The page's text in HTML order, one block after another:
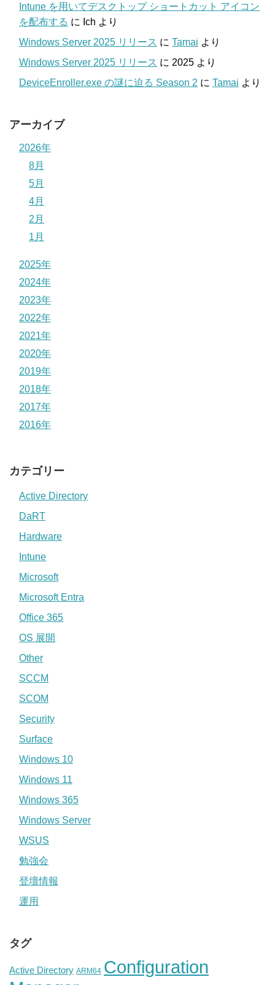
Intune を用いてデスクトップ ショートカット アイコン
を配布する に Ich より
Windows Server 2025 リリース に Tamai より
Windows Server 2025 リリース に 2025 より
DeviceEnroller.exe の謎に迫る Season 2 に Tamai より
アーカイブ
2026年
8月
5月
4月
2月
1月
2025年
2024年
2023年
2022年
2021年
2020年
2019年
2018年
2017年
2016年
カテゴリー
Active Directory
DaRT
Hardware
Intune
Microsoft
Microsoft Entra
Office 365
OS 展開
Other
SCCM
SCOM
Security
Surface
Windows 10
Windows 11
Windows 365
Windows Server
WSUS
勉強会
登壇情報
運用
タグ
Active Directory ARM64 Configuration